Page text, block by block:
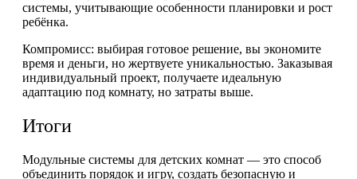
системы, учитывающие особенности планировки и рост
ребёнка.
Компромисс: выбирая готовое решение, вы экономите
время и деньги, но жертвуете уникальностью. Заказывая
индивидуальный проект, получаете идеальную
адаптацию под комнату, но затраты выше.
Итоги
Модульные системы для детских комнат — это способ
объединить порядок и игру, создать безопасную и